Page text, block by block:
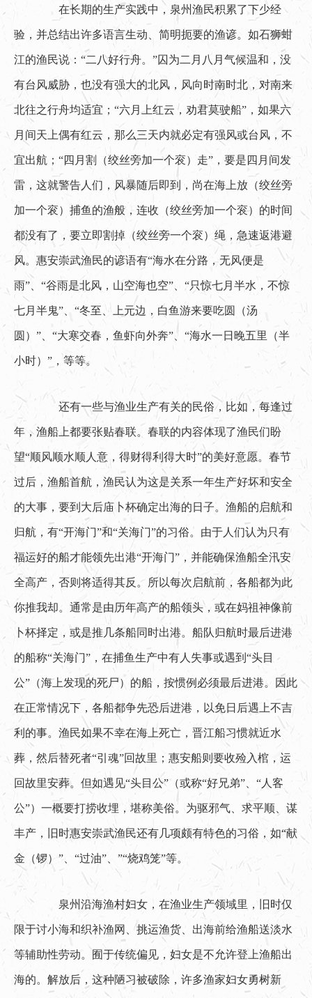
在长期的生产实践中，泉州渔民积累了下少经
验，并总结出许多语言生动、简明扼要的渔谚。如石狮蚶
江的渔民说：“二八好行舟。”囚为二月八月气候温和，没
有台风威胁，也没有强大的北风，风向时南时北，对南来
北往之行舟均适宜；“六月上红云，劝君莫驶船”，如果六
月间天上偶有红云，那么三天内就必定有强风或台风，不
宜出航；“四月割（绞丝旁加一个衮）走”，要是四月间发
雷，这就警告人们，风暴随后即到，尚在海上放（绞丝旁
加一个衮）捕鱼的渔般，连收（绞丝旁加一个衮）的时间
都没有了，要立即割掉（绞丝旁一个衮）绳，急速返港避
风。惠安崇武渔民的谚语有“海水在分路，无风便是
雨”、“谷雨是北风，山空海也空”、“只惊七月半水，不惊
七月半鬼”、“冬至、上元边，白鱼游来要吃圆（汤
圆）”、“大寒交春，鱼虾向外奔”、“海水一日晚五里（半
小时）”，等等。
还有一些与渔业生产有关的民俗，比如，每逢过
年，渔船上都要张贴春联。春联的内容体现了渔民们盼
望“顺风顺水顺人意，得财得利得大时”的美好意愿。春节
过后，渔船首航，渔民认为这是关系一年生产好坏和安全
的大事，要到大后庙卜杯确定出海的日子。渔船的启航和
归航，有“开海门”和“关海门”的习俗。由于人们认为只有
福运好的船才能领先出港“开海门”，并能确保渔船全汛安
全高产，否则将适得其反。所以每次启航前，各船都为此
你推我却。通常是由历年高产的船领头，或在妈祖神像前
卜杯择定，或是推几条船同时出港。船队归航时最后进港
的船称“关海门”，在捕鱼生产中有人失事或遇到“头目
公”（海上发现的死尸）的船，按惯例必须最后进港。因此
在正常情况下，各船都争先恐后进港，以免日后遇上不吉
利的事。渔民如果不幸在海上死亡，晋江船习惯就近水
葬，然后替死者“引魂”回故里；惠安船则要收殓入棺，运
回故里安葬。但如遇见“头目公”（或称“好兄弟”、“人客
公”）一概要打捞收埋，堪称美俗。为驱邪气、求平顺、谋
丰产，旧时惠安崇武渔民还有几项颇有特色的习俗，如“献
金（锣）”、“过油”、”“烧鸡笼”等。
泉州沿海渔村妇女，在渔业生产领域里，旧时仅
限于讨小海和织补渔网、挑运渔货、出海前给渔船送淡水
等辅助性劳动。囿于传统偏见，妇女是不允许登上渔船出
海的。解放后，这种陋习被破除，许多渔家妇女勇树新